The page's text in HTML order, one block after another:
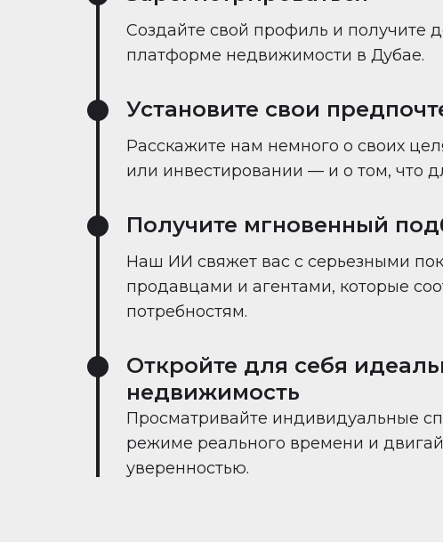
Создайте свой профиль и получите
платформе недвижимости в Дубае.
Установите свои
Расскажите нам немного о своих
или инвестировании — и о том, что
Получите мгновенный
Наш ИИ свяжет вас с серьезными
продавцами и агентами, которые
потребностям.
Откройте для себя
недвижимость
Просматривайте индивидуальные
режиме реального времени и
уверенностью.